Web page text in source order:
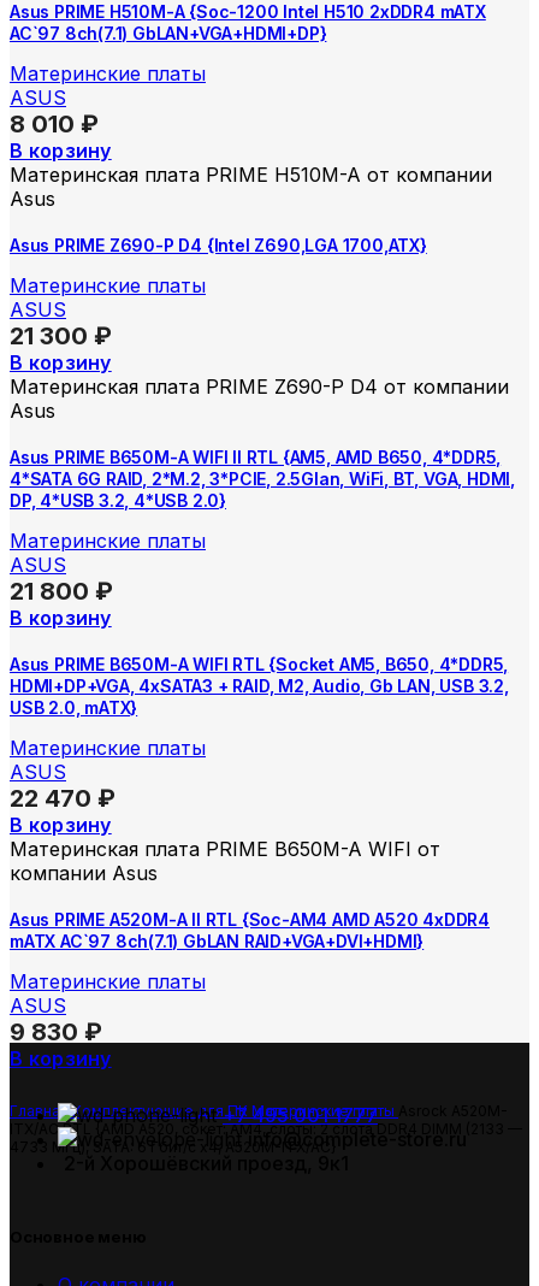
Asus PRIME H510M-A {Soc-1200 Intel H510 2xDDR4 mATX
AC`97 8ch(7.1) GbLAN+VGA+HDMI+DP}
Материнские платы
ASUS
8 010 ₽
В корзину
Материнская плата PRIME H510M-A от компании
Asus
Asus PRIME Z690-P D4 {Intel Z690,LGA 1700,ATX}
Материнские платы
ASUS
21 300 ₽
В корзину
Материнская плата PRIME Z690-P D4 от компании
Asus
Asus PRIME B650M-A WIFI II RTL {AM5, AMD B650, 4*DDR5,
4*SATA 6G RAID, 2*M.2, 3*PCIE, 2.5Glan, WiFi, BT, VGA, HDMI,
DP, 4*USB 3.2, 4*USB 2.0}
Материнские платы
ASUS
21 800 ₽
В корзину
Asus PRIME B650M-A WIFI RTL {Socket AM5, B650, 4*DDR5,
HDMI+DP+VGA, 4xSATA3 + RAID, M2, Audio, Gb LAN, USB 3.2,
USB 2.0, mATX}
Материнские платы
ASUS
22 470 ₽
В корзину
Материнская плата PRIME B650M-A WIFI от
компании Asus
Asus PRIME A520M-A II RTL {Soc-AM4 AMD A520 4xDDR4
mATX AC`97 8ch(7.1) GbLAN RAID+VGA+DVI+HDMI}
Материнские платы
ASUS
9 830 ₽
В корзину
ГлавнаяКомплектующие для ПК Материнские платы
ITX/AC RTL {AMD A520, сокет: AM4, слоты: 2 слота DDR4 DIMM (2133 —
4733 МГц), SATA: 6 Гбит/с х4, A520M-ITX/AC}
+7 495 001 1777